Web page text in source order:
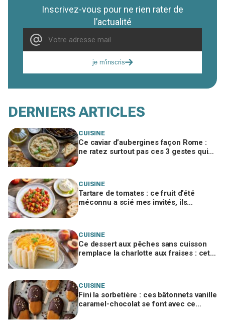
Inscrivez-vous pour ne rien rater de
l’actualité
je m'inscris
DERNIERS ARTICLES
CUISINE
Ce caviar d’aubergines façon Rome :
ne ratez surtout pas ces 3 gestes qui
CUISINE
Tartare de tomates : ce fruit d’été
méconnu a scié mes invités, ils
CUISINE
Ce dessert aux pêches sans cuisson
remplace la charlotte aux fraises : cette
CUISINE
Fini la sorbetière : ces bâtonnets vanille
caramel-chocolat se font avec ce